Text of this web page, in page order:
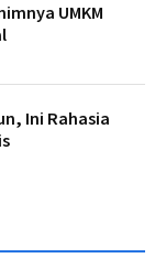
UMKM
Ini Rahasia